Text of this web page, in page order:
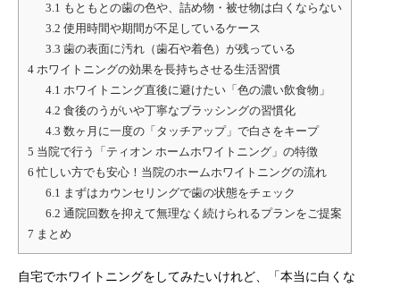
3.1 もともとの歯の色や、詰め物・被せ物は白くならない
3.2 使用時間や期間が不足しているケース
3.3 歯の表面に汚れ（歯石や着色）が残っている
4 ホワイトニングの効果を長持ちさせる生活習慣
4.1 ホワイトニング直後に避けたい「色の濃い飲食物」
4.2 食後のうがいや丁寧なブラッシングの習慣化
4.3 数ヶ月に一度の「タッチアップ」で白さをキープ
5 当院で行う「ティオン ホームホワイトニング」の特徴
6 忙しい方でも安心！当院のホームホワイトニングの流れ
6.1 まずはカウンセリングで歯の状態をチェック
6.2 通院回数を抑えて無理なく続けられるプランをご提案
7 まとめ
自宅でホワイトニングをしてみたいけれど、「本当に白くな